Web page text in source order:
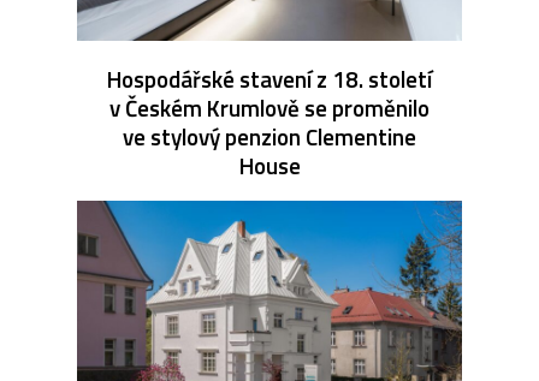
Hospodářské stavení z 18. století
v Českém Krumlově se proměnilo
ve stylový penzion Clementine
House